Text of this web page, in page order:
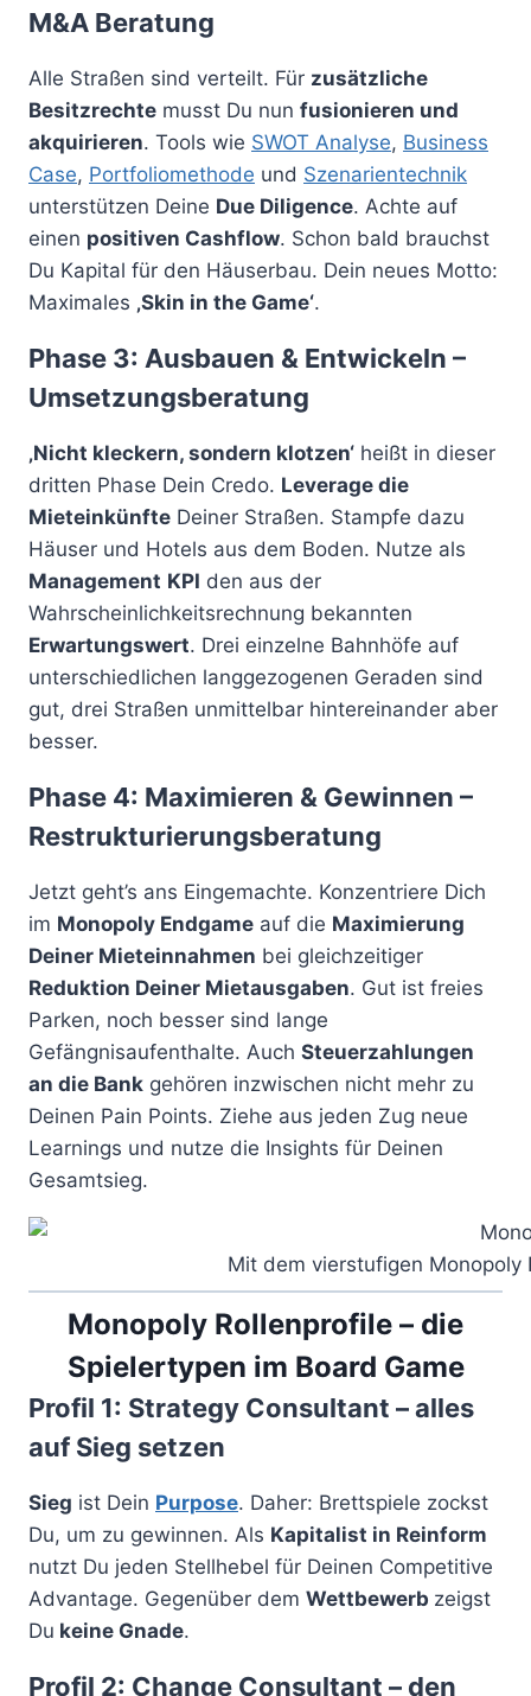
M&A Beratung
Alle Straßen sind verteilt. Für zusätzliche
Besitzrechte musst Du nun fusionieren und
akquirieren. Tools wie SWOT Analyse, Business
Case, Portfoliomethode und Szenarientechnik
unterstützen Deine Due Diligence. Achte auf
einen positiven Cashflow. Schon bald brauchst
Du Kapital für den Häuserbau. Dein neues Motto:
Maximales ‚Skin in the Game‘.
Phase 3: Ausbauen & Entwickeln –
Umsetzungsberatung
‚Nicht kleckern, sondern klotzen‘ heißt in dieser
dritten Phase Dein Credo. Leverage die
Mieteinkünfte Deiner Straßen. Stampfe dazu
Häuser und Hotels aus dem Boden. Nutze als
Management KPI den aus der
Wahrscheinlichkeitsrechnung bekannten
Erwartungswert. Drei einzelne Bahnhöfe auf
unterschiedlichen langgezogenen Geraden sind
gut, drei Straßen unmittelbar hintereinander aber
besser.
Phase 4: Maximieren & Gewinnen –
Restrukturierungsberatung
Jetzt geht’s ans Eingemachte. Konzentriere Dich
im Monopoly Endgame auf die Maximierung
Deiner Mieteinnahmen bei gleichzeitiger
Reduktion Deiner Mietausgaben. Gut ist freies
Parken, noch besser sind lange
Gefängnisaufenthalte. Auch Steuerzahlungen
an die Bank gehören inzwischen nicht mehr zu
Deinen Pain Points. Ziehe aus jeden Zug neue
Learnings und nutze die Insights für Deinen
Gesamtsieg.
Mit dem vierstufigen
Monopoly Rollenprofile – die
Spielertypen im Board Game
Profil 1: Strategy Consultant – alles
auf Sieg setzen
Sieg ist Dein Purpose. Daher: Brettspiele zockst
Du, um zu gewinnen. Als Kapitalist in Reinform
nutzt Du jeden Stellhebel für Deinen Competitive
Advantage. Gegenüber dem Wettbewerb zeigst
Du keine Gnade.
Profil 2: Change Consultant – den